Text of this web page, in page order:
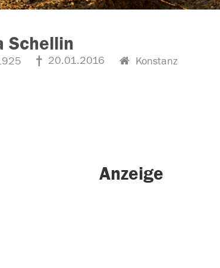
Schellin
20.01.2016 Konstanz
Anzeige